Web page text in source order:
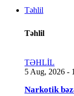
Təhlil
Təhlil
TƏHLİL
5 Aug, 2026 -
Narkotik